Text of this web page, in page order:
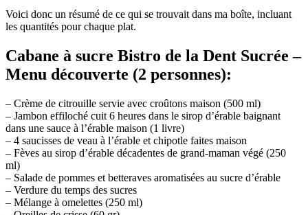
Voici donc un résumé de ce qui se trouvait dans ma boîte, incluant
les quantités pour chaque plat.
Cabane à sucre Bistro de la Dent Sucrée –
Menu découverte (2 personnes):
– Crème de citrouille servie avec croûtons maison (500 ml)
– Jambon effiloché cuit 6 heures dans le sirop d’érable baignant
dans une sauce à l’érable maison (1 livre)
– 4 saucisses de veau à l’érable et chipotle faites maison
– Fèves au sirop d’érable décadentes de grand-maman végé (250
ml)
– Salade de pommes et betteraves aromatisées au sucre d’érable
– Verdure du temps des sucres
– Mélange à omelettes (250 ml)